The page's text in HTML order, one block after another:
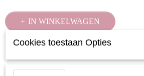
IN WINKELWAGEN
Productcode
Cookies toestaan Opties